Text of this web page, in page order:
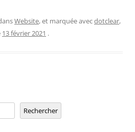
Website, et marquée avecdotclear,
13 février 2021 .
Rechercher